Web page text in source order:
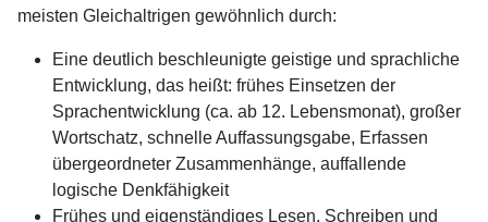
meisten Gleichaltrigen gewöhnlich durch:
Eine deutlich beschleunigte geistige und sprachliche
Entwicklung, das heißt: frühes Einsetzen der
Sprachentwicklung (ca. ab 12. Lebensmonat), großer
Wortschatz, schnelle Auffassungsgabe, Erfassen
übergeordneter Zusammenhänge, auffallende
logische Denkfähigkeit
Frühes und eigenständiges Lesen, Schreiben und